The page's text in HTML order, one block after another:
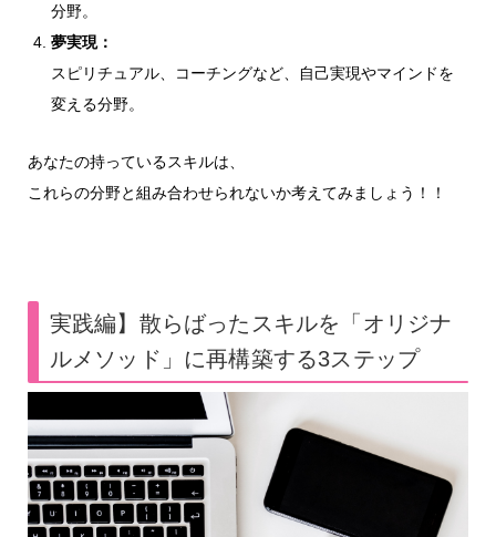
分野。
夢実現：
スピリチュアル、コーチングなど、自己実現やマインドを
変える分野。
あなたの持っているスキルは、
これらの分野と組み合わせられないか考えてみましょう！！
実践編】散らばったスキルを「オリジナ
ルメソッド」に再構築する3ステップ